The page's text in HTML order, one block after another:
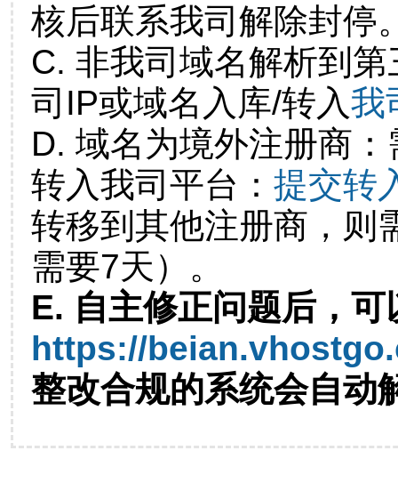
核后联系我司解除封停
C. 非我司域名解析到
司IP或域名入库/转入我
D. 域名为境外注册商
转入我司平台： 提交转
转移到其他注册商，则
需要7天）。
E. 自主修正问题后，可
https://
整改合规的系统会自动